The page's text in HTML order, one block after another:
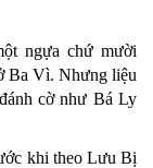
ngựa chứ mười
Ba Vì. Nhưng liệu
cờ như Bá Ly
khi theo Lưu Bị